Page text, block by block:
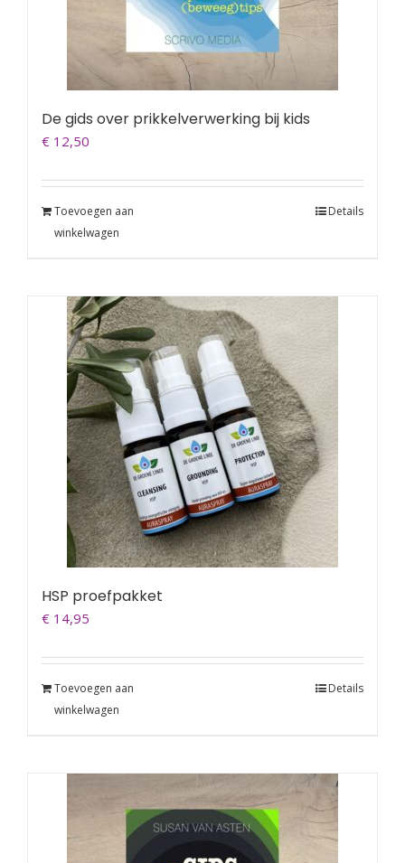
De gids over prikkelverwerking bij kids
€ 12,50
Toevoegen aan
winkelwagen
Details
HSP proefpakket
€ 14,95
Toevoegen aan
winkelwagen
Details